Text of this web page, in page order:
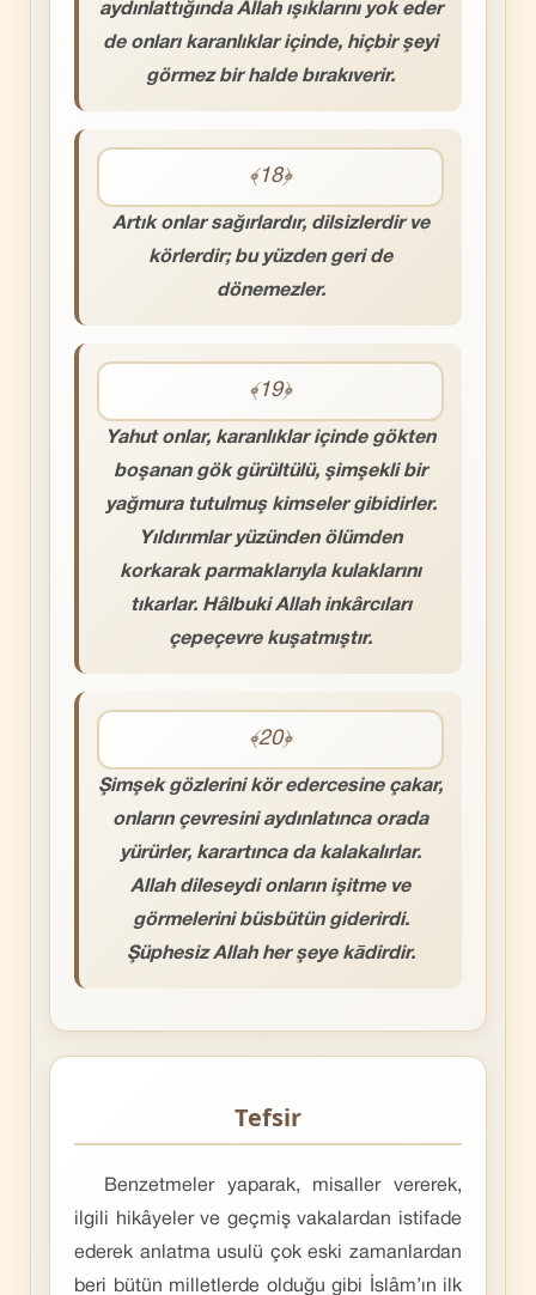
aydınlattığında Allah ışıklarını yok eder
de onları karanlıklar içinde, hiçbir şeyi
görmez bir halde bırakıverir.
﴾18﴿
Artık onlar sağırlardır, dilsizlerdir ve
körlerdir; bu yüzden geri de
dönemezler.
﴾19﴿
Yahut onlar, karanlıklar içinde gökten
boşanan gök gürültülü, şimşekli bir
yağmura tutulmuş kimseler gibidirler.
Yıldırımlar yüzünden ölümden
korkarak parmaklarıyla kulaklarını
tıkarlar. Hâlbuki Allah inkârcıları
çepeçevre kuşatmıştır.
﴾20﴿
Şimşek gözlerini kör edercesine çakar,
onların çevresini aydınlatınca orada
yürürler, karartınca da kalakalırlar.
Allah dileseydi onların işitme ve
görmelerini büsbütün giderirdi.
Şüphesiz Allah her şeye kādirdir.
Tefsir
Benzetmeler yaparak, misaller vererek,
ilgili hikâyeler ve geçmiş vakalardan istifade
ederek anlatma usulü çok eski zamanlardan
beri bütün milletlerde olduğu gibi İslâm’ın ilk